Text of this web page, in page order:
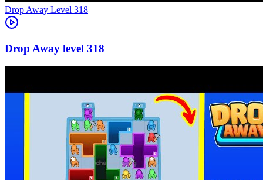
Level 318
318